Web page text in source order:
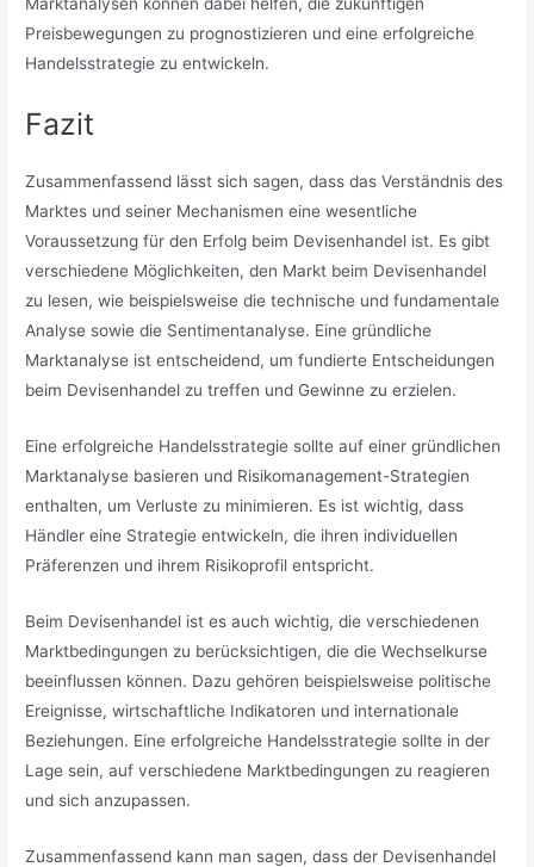
Marktanalysen können dabei helfen, die zukünftigen
Preisbewegungen zu prognostizieren und eine erfolgreiche
Handelsstrategie zu entwickeln.
Fazit
Zusammenfassend lässt sich sagen, dass das Verständnis des
Marktes und seiner Mechanismen eine wesentliche
Voraussetzung für den Erfolg beim Devisenhandel ist. Es gibt
verschiedene Möglichkeiten, den Markt beim Devisenhandel
zu lesen, wie beispielsweise die technische und fundamentale
Analyse sowie die Sentimentanalyse. Eine gründliche
Marktanalyse ist entscheidend, um fundierte Entscheidungen
beim Devisenhandel zu treffen und Gewinne zu erzielen.
Eine erfolgreiche Handelsstrategie sollte auf einer gründlichen
Marktanalyse basieren und Risikomanagement-Strategien
enthalten, um Verluste zu minimieren. Es ist wichtig, dass
Händler eine Strategie entwickeln, die ihren individuellen
Präferenzen und ihrem Risikoprofil entspricht.
Beim Devisenhandel ist es auch wichtig, die verschiedenen
Marktbedingungen zu berücksichtigen, die die Wechselkurse
beeinflussen können. Dazu gehören beispielsweise politische
Ereignisse, wirtschaftliche Indikatoren und internationale
Beziehungen. Eine erfolgreiche Handelsstrategie sollte in der
Lage sein, auf verschiedene Marktbedingungen zu reagieren
und sich anzupassen.
Zusammenfassend kann man sagen, dass der Devisenhandel